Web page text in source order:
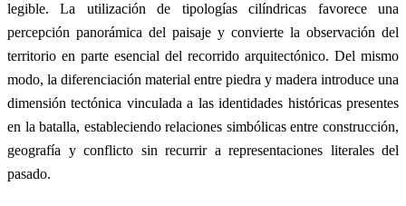
legible. La utilización de tipologías cilíndricas favorece una
percepción panorámica del paisaje y convierte la observación del
territorio en parte esencial del recorrido arquitectónico. Del mismo
modo, la diferenciación material entre piedra y madera introduce una
dimensión tectónica vinculada a las identidades históricas presentes
en la batalla, estableciendo relaciones simbólicas entre construcción,
geografía y conflicto sin recurrir a representaciones literales del
pasado.